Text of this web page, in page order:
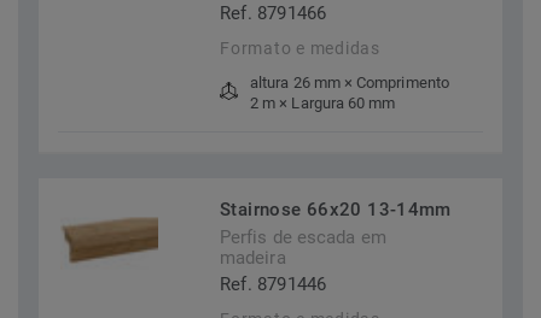
Ref. 8791466
Formato e medidas
altura 26 mm × Comprimento
2 m × Largura 60 mm
Stairnose 66x20 13-14mm
Perfis de escada em
madeira
Ref. 8791446